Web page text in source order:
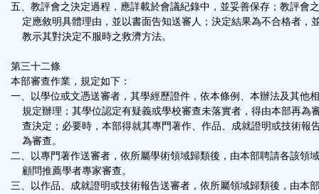
五、教評會之決定過程，應詳載於會議紀錄中，並妥善保存；教評會
定應敘明具體理由，並以書面告知送審人；決定結果為不合格者，
教示其對決定不服時之救濟方法。
第三十二條
本部審查作業，規定如下：
一、以學位或文憑送審者，其學經歷證件，依本條例、本辦法及其他
規定辦理；其學位認定有疑義或學校審查未落實者，得由本部再為
查決定；必要時，本部得就其專門著作、作品、成就證明或技術報
為審查。
二、以專門著作送審者，依所屬學術領域歸類後，由本部聘請各該領
顧問推薦學者專家審查。
三、以作品、成就證明或技術報告送審者，依所屬領域歸類後，由本